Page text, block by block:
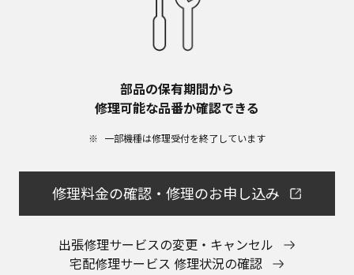
部品の保有期間から​
修理可能な品番か確認できる
一部機種は修理受付を終了しています​
修理料金の確認・修理のお申し込み
出張修理サービスの変更・キャンセル
宅配修理サービス 修理状況の確認